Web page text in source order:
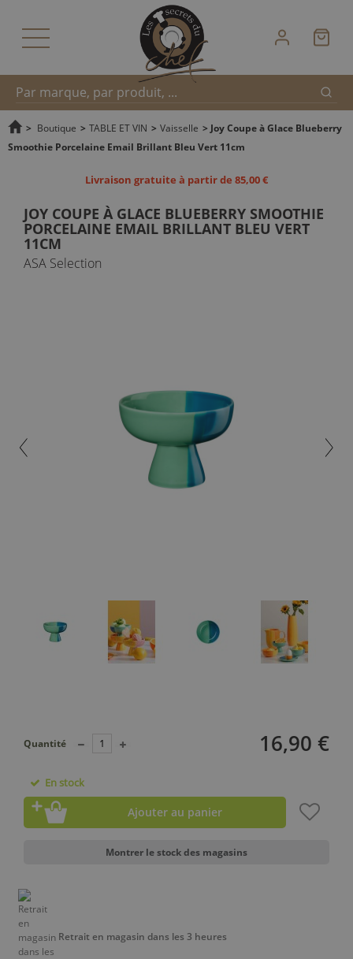
Recherche
> Boutique > TABLE ET VIN > Vaisselle > Joy Coupe à Glace Blueberry
Smoothie Porcelaine Email Brillant Bleu Vert 11cm
Livraison gratuite à partir de 85,00 €
JOY COUPE À GLACE BLUEBERRY SMOOTHIE
PORCELAINE EMAIL BRILLANT BLEU VERT
11CM
ASA Selection
16,90 €
Quantité
En stock
Ajouter au panier
Montrer le stock des magasins
Retrait en magasin dans les 3 heures